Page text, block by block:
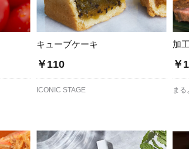
キューブケーキ
￥110
ICONIC STAGE
加
￥
まる